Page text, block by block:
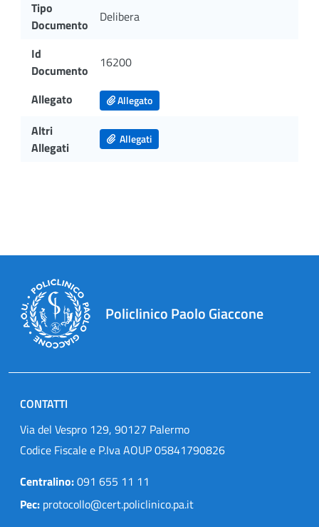
Tipo
Documento
Delibera
Id
Documento
16200
Allegato Allegato
Altri
Allegati
Allegati
Policlinico Paolo Giaccone
CONTATTI
Via del Vespro 129, 90127 Palermo
Codice Fiscale e P.Iva AOUP 05841790826
Centralino:091 655 11 11
Pec: protocollo@cert.policlinico.pa.it